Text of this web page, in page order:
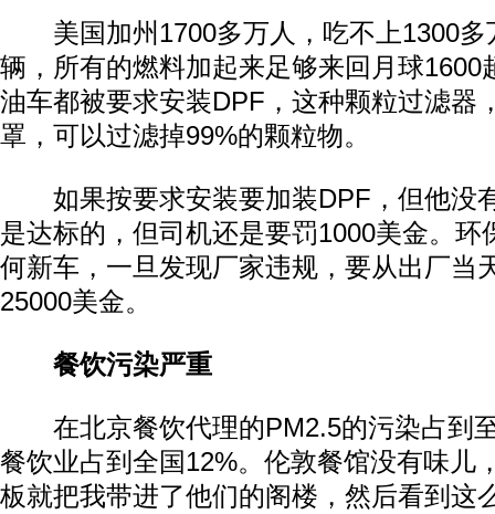
美国加州1700多万人，吃不上1300多
辆，所有的燃料加起来足够来回月球1600
油车都被要求安装DPF，这种颗粒过滤器
罩，可以过滤掉99%的颗粒物。
如果按要求安装要加装DPF，但他没
是达标的，但司机还是要罚1000美金。环
何新车，一旦发现厂家违规，要从出厂当
25000美金。
餐饮污染严重
在北京餐饮代理的PM2.5的污染占到
餐饮业占到全国12%。伦敦餐馆没有味儿
板就把我带进了他们的阁楼，然后看到这